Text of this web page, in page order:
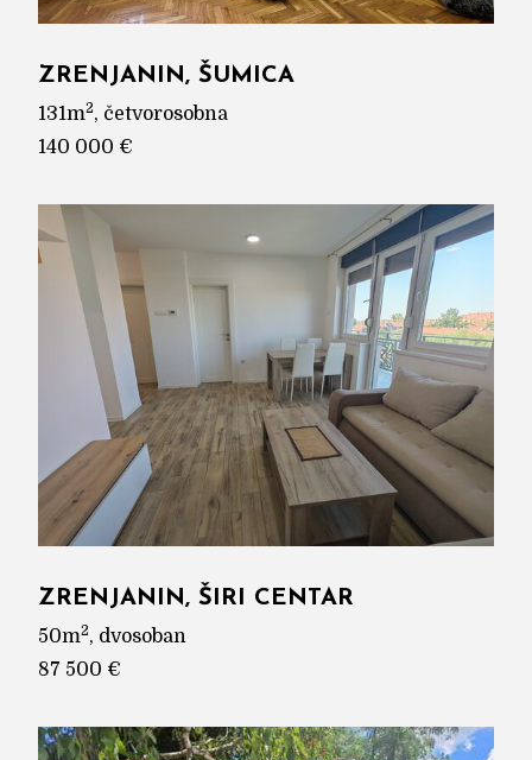
ZRENJANIN, ŠUMICA
131m2, četvorosobna
140 000 €
ZRENJANIN, ŠIRI CENTAR
50m2, dvosoban
87 500 €